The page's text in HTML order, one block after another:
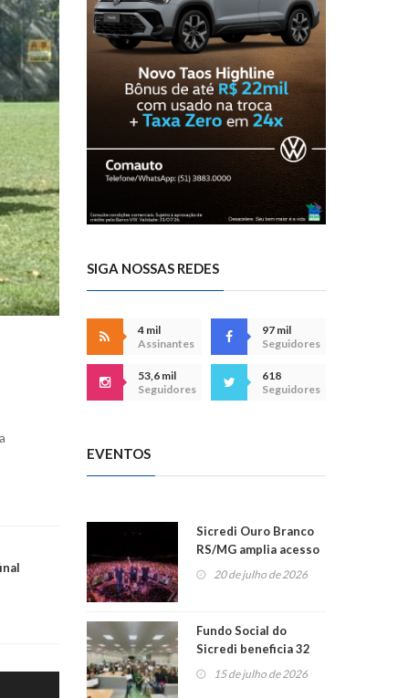
SIGA NOSSAS REDES
4 mil
Assinantes
97 mil
Seguidores
53,6 mil
Seguidores
618
Seguidores
EVENTOS
Sicredi Ouro Branco
RS/MG amplia acesso
ao show dos 45 anos
20 de julho de 2026
Fundo Social do
Sicredi beneficia 32
projetos em
Montenegro
15 de julho de 2026